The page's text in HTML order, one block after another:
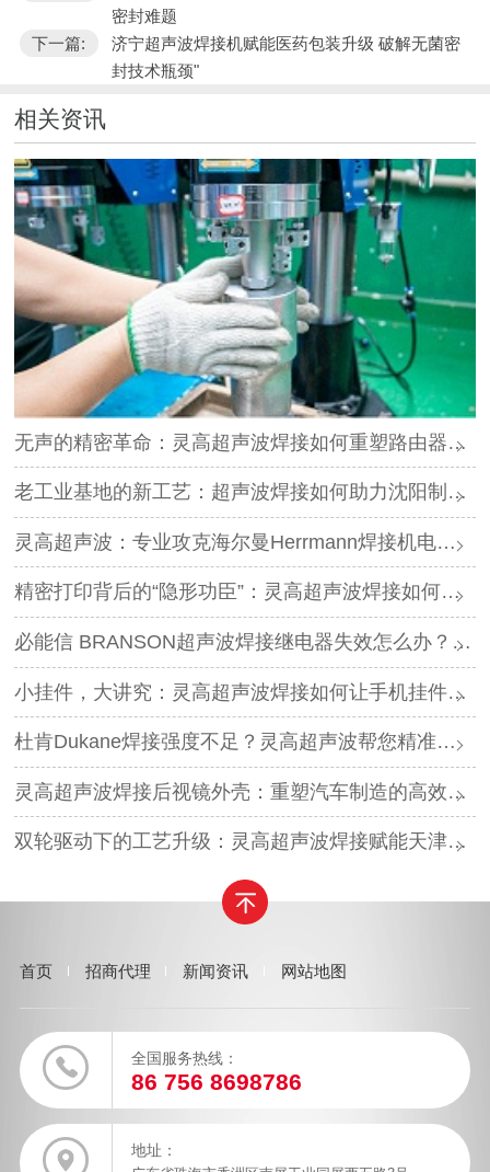
密封难题
下一篇:
济宁超声波焊接机赋能医药包装升级 破解无菌密
封技术瓶颈"
相关资讯
无声的精密革命：灵高超声波焊接如何重塑路由器外壳制造？
老工业基地的新工艺：超声波焊接如何助力沈阳制造转型？
灵高超声波：专业攻克海尔曼Herrmann焊接机电路板短路难题
精密打印背后的“隐形功臣”：灵高超声波焊接如何让喷墨头支架更可靠？
必能信 BRANSON超声波焊接继电器失效怎么办？灵高超声波“四步维修法”精准破局
小挂件，大讲究：灵高超声波焊接如何让手机挂件更“抗造”？
杜肯Dukane焊接强度不足？灵高超声波帮您精准破局
灵高超声波焊接后视镜外壳：重塑汽车制造的高效与美学
双轮驱动下的工艺升级：灵高超声波焊接赋能天津汽车与电子产业
首页 招商代理 新闻资讯 网站地图
全国服务热线：
86 756 8698786
地址：